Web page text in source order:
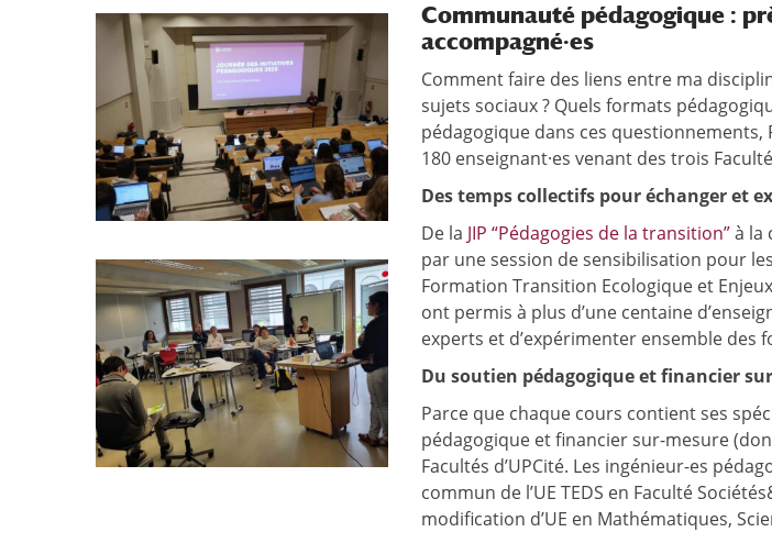
Communauté pédagogique :
accompagné·es
Comment faire des liens entre ma
sujets sociaux ? Quels formats
pédagogique dans ces questionnements,
180 enseignant·es venant des trois
Des temps collectifs pour échanger et
De la JIP “Pédagogies de la transition”à la
par une session de sensibilisation pour
Formation Transition Ecologique et
ont permis à plus d’une centaine
experts et d’expérimenter ensemble des
Du soutien pédagogique et financier
Parce que chaque cours contient ses
pédagogique et financier sur-mesure
Facultés d’UPCité. Les ingénieur-es
commun de l’UE TEDS en Faculté
modification d’UE en Mathématiques,